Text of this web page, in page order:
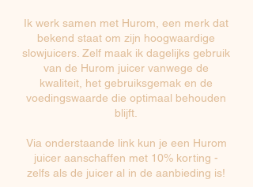
Ik werk samen met Hurom, een merk dat
bekend staat om zijn hoogwaardige
slowjuicers. Zelf maak ik dagelijks gebruik
van de Hurom juicer vanwege de
kwaliteit, het gebruiksgemak en de
voedingswaarde die optimaal behouden
blijft.
Via onderstaande link kun je een Hurom
juicer aanschaffen met 10% korting -
zelfs als de juicer al in de aanbieding is!